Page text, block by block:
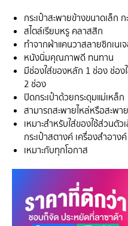
กระเป๋าสะพายข้างขนาดเล็ก
สไตล์เรียบหรู คลาสสิก
ทำจากผ้าแคนวาสลายซิกเนเ
หนังนิ่มคุณภาพดี ทนทาน
มีช่องใส่ของหลัก 1 ช่อง ช่อง
2 ช่อง
ปิดกระเป๋าด้วยกระดุมแม่เหล็ก
สามารถสะพายไหล่หรือสะพา
เหมาะสำหรับใส่ของใช้ส่วนตั
กระเป๋าสตางค์ เครื่องสำอางค์
เหมาะกับทุกโอกาส